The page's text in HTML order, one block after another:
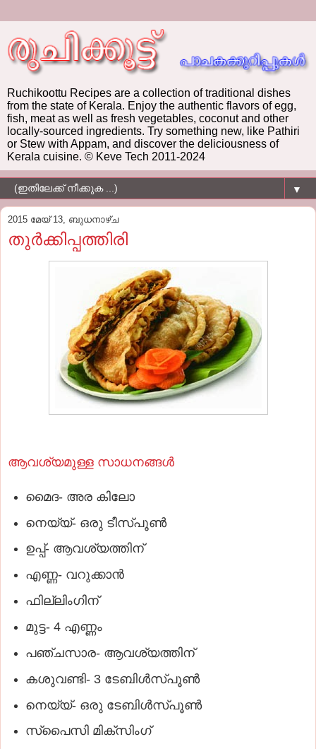
Ruchikoottu Recipes are a collection of traditional dishes
from the state of Kerala. Enjoy the authentic flavors of egg,
fish, meat as well as fresh vegetables, coconut and other
locally-sourced ingredients. Try something new, like Pathiri
or Stew with Appam, and discover the deliciousness of
Kerala cuisine. © Keve Tech 2011-2024
▼
2015 മേയ് 13, ബുധനാഴ്‌ച
തുര്‍ക്കിപ്പത്തിരി
ആവശ്യമുള്ള സാധനങ്ങള്‍
മൈദ- അര കിലോ
നെയ്യ്‌- ഒരു ടീസ്‌പൂണ്‍
ഉപ്പ്‌- ആവശ്യത്തിന്‌
എണ്ണ- വറുക്കാന്‍
ഫില്ലിംഗിന്‌
മുട്ട- 4 എണ്ണം
പഞ്ചസാര- ആവശ്യത്തിന്‌
കശുവണ്ടി- 3 ടേബിള്‍സ്‌പൂണ്‍
നെയ്യ്‌- ഒരു ടേബിള്‍സ്‌പൂണ്‍
സ്‌പൈസി മിക്‌സിംഗ്‌